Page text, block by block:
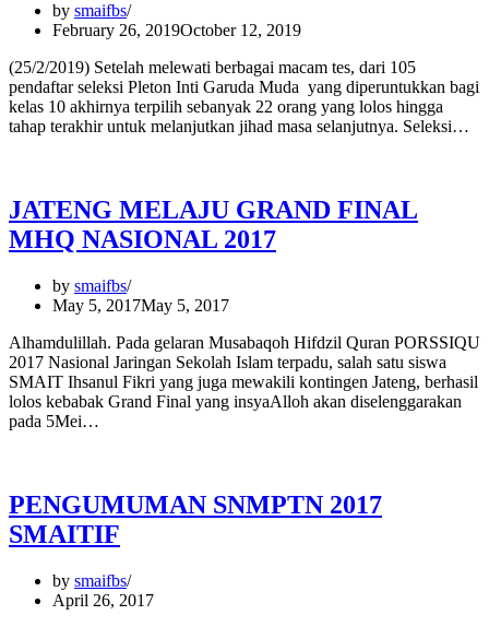
by smaifbs
February 26, 2019October 12, 2019
(25/2/2019) Setelah melewati berbagai macam tes, dari 105
pendaftar seleksi Pleton Inti Garuda Muda yang diperuntukkan bagi
kelas 10 akhirnya terpilih sebanyak 22 orang yang lolos hingga
tahap terakhir untuk melanjutkan jihad masa selanjutnya. Seleksi…
JATENG MELAJU GRAND FINAL
MHQ NASIONAL 2017
by smaifbs
May 5, 2017May 5, 2017
Alhamdulillah. Pada gelaran Musabaqoh Hifdzil Quran PORSSIQU
2017 Nasional Jaringan Sekolah Islam terpadu, salah satu siswa
SMAIT Ihsanul Fikri yang juga mewakili kontingen Jateng, berhasil
lolos kebabak Grand Final yang insyaAlloh akan diselenggarakan
pada 5Mei…
PENGUMUMAN SNMPTN 2017
SMAITIF
by smaifbs
April 26, 2017